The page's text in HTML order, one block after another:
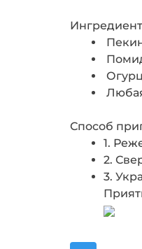
Способ
1.
2.
3.